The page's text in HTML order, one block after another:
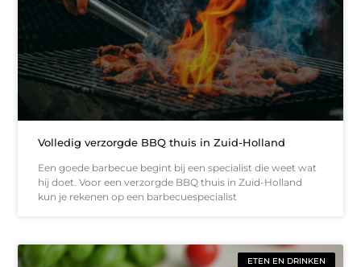
Volledig verzorgde BBQ thuis in Zuid-Holland
Een goede barbecue begint bij een specialist die weet wat
hij doet. Voor een verzorgde BBQ thuis in Zuid-Holland
kun je rekenen op een barbecuespecialist
ETEN EN DRINKEN